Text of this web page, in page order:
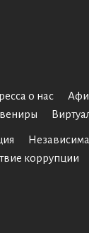
о нас
коррупции